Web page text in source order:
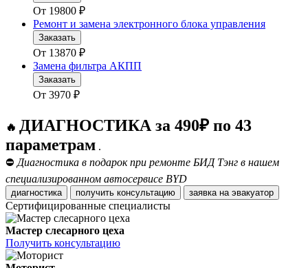
От 19800 ₽
Ремонт и замена электронного блока управления
Заказать
От 13870 ₽
Замена фильтра АКПП
Заказать
От 3970 ₽
🔥 ДИАГНОСТИКА за 490₽ по 43
параметрам .
⛔ Диагностика в подарок при ремонте БИД Тэнг в нашем
специализированном автосервисе BYD
диагностика получить консультацию заявка на эвакуатор
Сертифицированные специалисты
Мастер слесарного цеха
Получить консультацию